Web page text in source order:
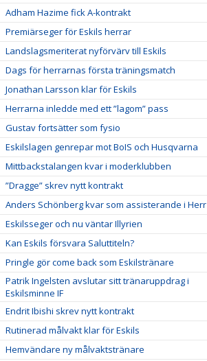
Adham Hazime fick A-kontrakt
Premiärseger för Eskils herrar
Landslagsmeriterat nyförvärv till Eskils
Dags för herrarnas första träningsmatch
Jonathan Larsson klar för Eskils
Herrarna inledde med ett ”lagom” pass
Gustav fortsätter som fysio
Eskilslagen genrepar mot BoIS och Husqvarna
Mittbackstalangen kvar i moderklubben
”Dragge” skrev nytt kontrakt
Anders Schönberg kvar som assisterande i Herr
Eskilsseger och nu väntar Illyrien
Kan Eskils försvara Saluttiteln?
Pringle gör come back som Eskilstränare
Patrik Ingelsten avslutar sitt tränaruppdrag i
Eskilsminne IF
Endrit Ibishi skrev nytt kontrakt
Rutinerad målvakt klar för Eskils
Hemvändare ny målvaktstränare